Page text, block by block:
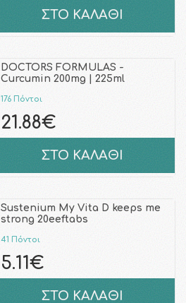
ΣΤΟ ΚΑΛΑΘΙ
DOCTORS FORMULAS -
Curcumin 200mg | 225ml
176 Πόντοι
21.88€
ΣΤΟ ΚΑΛΑΘΙ
Sustenium My Vita D keeps me
strong 20eeftabs
41 Πόντοι
5.11€
ΣΤΟ ΚΑΛΑΘΙ